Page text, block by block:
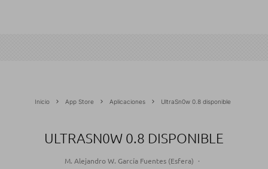
Inicio App Store Aplicaciones UltraSn0w 0.8 disponible
ULTRASN0W 0.8 DISPONIBLE
M. Alejandro W. García Fuentes (Esfera) ·